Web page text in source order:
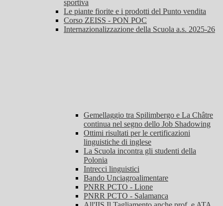
sportiva
Le piante fiorite e i prodotti del Punto vendita
Corso ZEISS - PON POC
Internazionalizzazione della Scuola a.s. 2025-26
Gemellaggio tra Spilimbergo e La Châtre
continua nel segno dello Job Shadowing
Ottimi risultati per le certificazioni
linguistiche di inglese
La Scuola incontra gli studenti della
Polonia
Intrecci linguistici
Bando Unciagroalimentare
PNRR PCTO - Lione
PNRR PCTO - Salamanca